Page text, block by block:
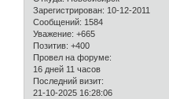
Зарегистрирован: 10-12-2011
Сообщений: 1584
Уважение: +665
Позитив: +400
Провел на форуме:
16 дней 11 часов
Последний визит:
21-10-2025 16:28:06